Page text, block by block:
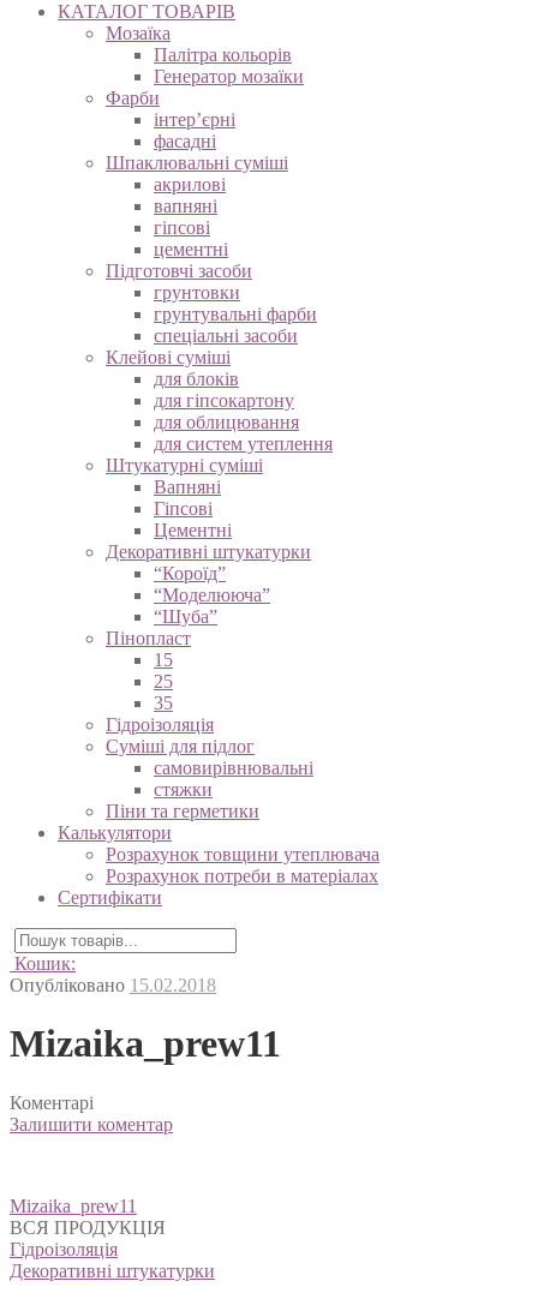
КАТАЛОГ ТОВАРІВ
Мозаїка
Палітра кольорів
Генератор мозаїки
Фарби
інтер’єрні
фасадні
Шпаклювальні суміші
акрилові
вапняні
гіпсові
цементні
Підготовчі засоби
грунтовки
грунтувальні фарби
спеціальні засоби
Клейові суміші
для блоків
для гіпсокартону
для облицювання
для систем утеплення
Штукатурні суміші
Вапняні
Гіпсові
Цементні
Декоративні штукатурки
“Короїд”
“Моделююча”
“Шуба”
Пінопласт
15
25
35
Гідроізоляція
Суміші для підлог
самовирівнювальні
стяжки
Піни та герметики
Калькулятори
Розрахунок товщини утеплювача
Розрахунок потреби в матеріалах
Сертифікати
Кошик:
Опубліковано 15.02.2018
Mizaika_prew11
Коментарі
Залишити коментар
Навігація
записів
Mizaika_prew11
ВСЯ ПРОДУКЦІЯ
Гідроізоляція
Декоративні штукатурки